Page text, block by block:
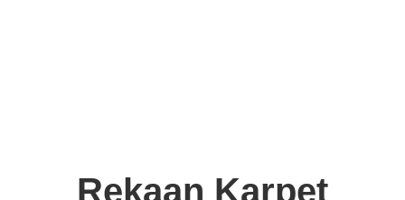
Rekaan Karpet